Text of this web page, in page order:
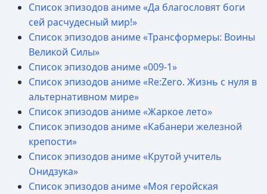
Список эпизодов аниме «Да благословят боги
сей расчудесный мир!»
Список эпизодов аниме «Трансформеры: Воины
Великой Силы»
Список эпизодов аниме «009-1»
Список эпизодов аниме «Re:Zero. Жизнь с нуля в
альтернативном мире»
Список эпизодов аниме «Жаркое лето»
Список эпизодов аниме «Кабанери железной
крепости»
Список эпизодов аниме «Крутой учитель
Онидзука»
Список эпизодов аниме «Моя геройская